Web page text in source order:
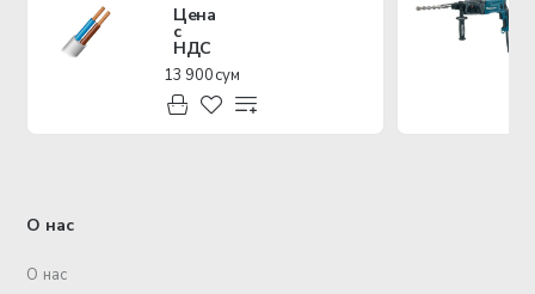
Цена
с
НДС
13 900 сум
О нас
О нас